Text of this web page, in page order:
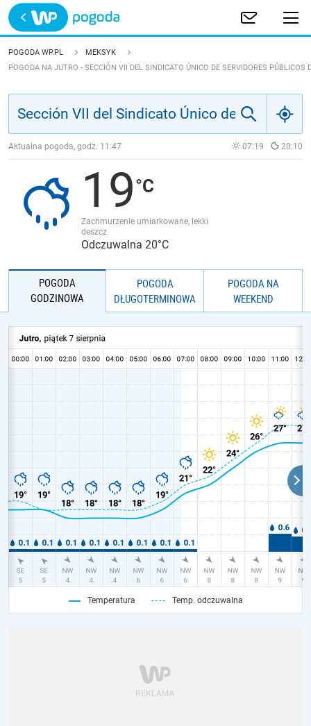
Trwa ładowanie
POLSKA
JAKOŚĆ POWIETRZA
POGODA WP.PL
MEKSYK
POGODA NA JUTRO - SECCIÓN VII DEL SINDICATO ÚNICO DE SERVIDORES PÚBLICOS
Aktualna pogoda, godz. 11:47 07:19 20:10
19
Zachmurzenie umiarkowane, lekki
deszcz
Odczuwalna 20°C
POGODA
GODZINOWA
POGODA
DŁUGOTERMINOWA
POGODA NA
WEEKEND
Temperatura Temp. odczuwalna